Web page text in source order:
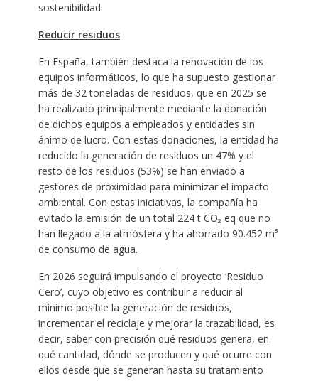
sostenibilidad.
Reducir residuos
En España, también destaca la renovación de los
equipos informáticos, lo que ha supuesto gestionar
más de 32 toneladas de residuos, que en 2025 se
ha realizado principalmente mediante la donación
de dichos equipos a empleados y entidades sin
ánimo de lucro. Con estas donaciones, la entidad ha
reducido la generación de residuos un 47% y el
resto de los residuos (53%) se han enviado a
gestores de proximidad para minimizar el impacto
ambiental. Con estas iniciativas, la compañía ha
evitado la emisión de un total 224 t CO₂ eq que no
han llegado a la atmósfera y ha ahorrado 90.452 m³
de consumo de agua.
En 2026 seguirá impulsando el proyecto ‘Residuo
Cero’, cuyo objetivo es contribuir a reducir al
mínimo posible la generación de residuos,
incrementar el reciclaje y mejorar la trazabilidad, es
decir, saber con precisión qué residuos genera, en
qué cantidad, dónde se producen y qué ocurre con
ellos desde que se generan hasta su tratamiento